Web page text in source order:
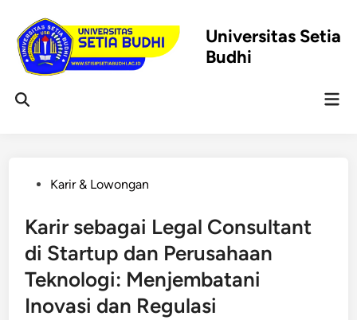
content
Universitas Setia
Budhi
Open
PostedKarir & Lowongan
Karir sebagai Legal Consultant
di Startup dan Perusahaan
Teknologi: Menjembatani
Inovasi dan Regulasi